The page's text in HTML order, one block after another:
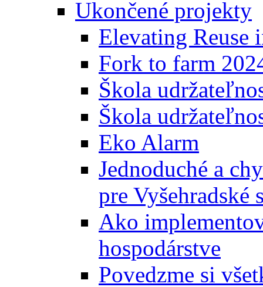
Ukončené projekty
Elevating Reuse
Fork to farm
Škola
Škola
Eko Alarm
Jednoduché a
pre Vyšehradské
Ako
hospodárstve
Povedzme si